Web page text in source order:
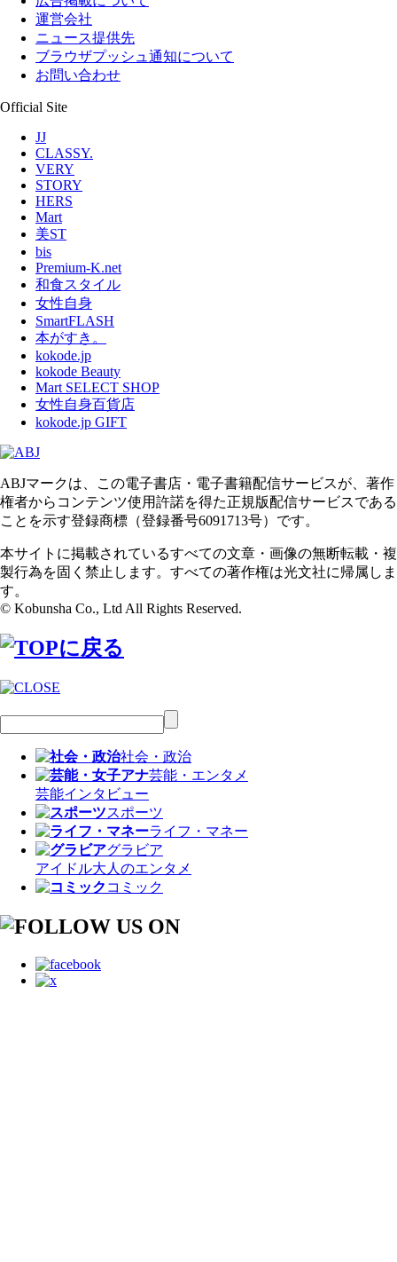
運営会社
ニュース提供先
ブラウザプッシュ通知について
お問い合わせ
Official Site
JJ
CLASSY.
VERY
STORY
HERS
Mart
美ST
bis
Premium-K.net
和食スタイル
女性自身
SmartFLASH
本がすき。
kokode.jp
kokode Beauty
Mart SELECT SHOP
女性自身百貨店
kokode.jp GIFT
ABJマークは、この電子書店・電子書籍配信サービスが、著作
権者からコンテンツ使用許諾を得た正規版配信サービスである
ことを示す登録商標（登録番号6091713号）です。
本サイトに掲載されているすべての文章・画像の無断転載・複
製行為を固く禁止します。すべての著作権は光文社に帰属しま
す。
© Kobunsha Co., Ltd All Rights Reserved.
社会・政治
芸能・エンタメ
芸能インタビュー
スポーツ
ライフ・マネー
グラビア
アイドル大人のエンタメ
コミック